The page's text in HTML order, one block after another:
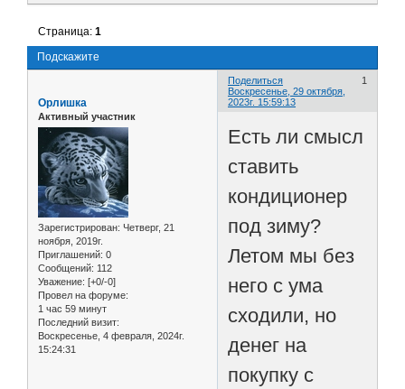
Подскажите
Страница:1
Поделиться
1
Воскресенье, 29 октября,
2023г. 15:59:13
Орлишка
Активный участник
Зарегистрирован: Четверг, 21
ноября, 2019г.
Приглашений: 0
Сообщений: 112
Уважение: [+0/-0]
Провел на форуме:
1 час 59 минут
Последний визит:
Воскресенье, 4 февраля, 2024г.
15:24:31
Есть ли смысл
ставить
кондиционер
под зиму?
Летом мы без
него с ума
сходили, но
денег на
покупку с